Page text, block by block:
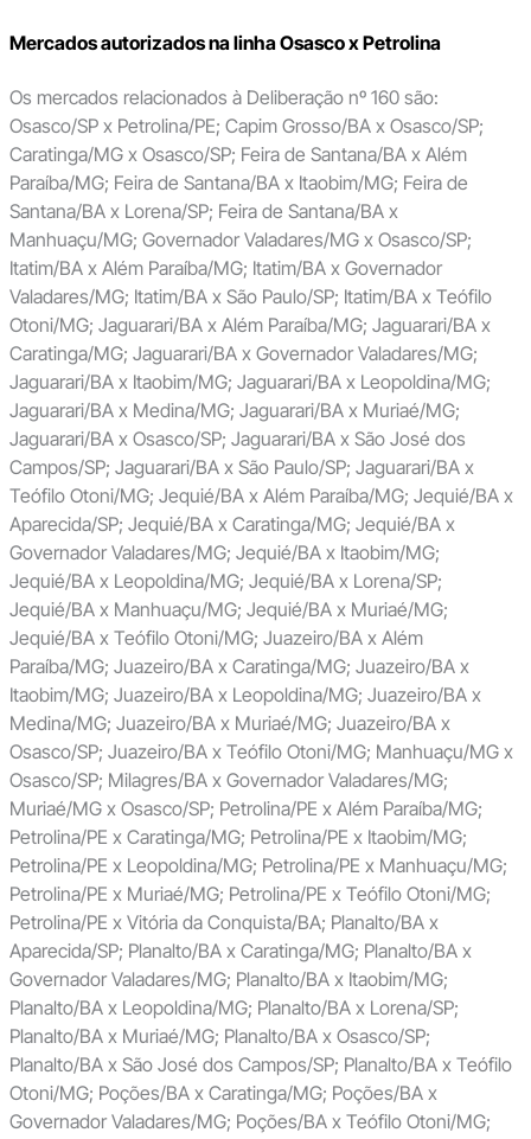
Mercados autorizados na linha Osasco x Petrolina
Os mercados relacionados à Deliberação nº 160 são:
Osasco/SP x Petrolina/PE; Capim Grosso/BA x Osasco/SP;
Caratinga/MG x Osasco/SP; Feira de Santana/BA x Além
Paraíba/MG; Feira de Santana/BA x Itaobim/MG; Feira de
Santana/BA x Lorena/SP; Feira de Santana/BA x
Manhuaçu/MG; Governador Valadares/MG x Osasco/SP;
Itatim/BA x Além Paraíba/MG; Itatim/BA x Governador
Valadares/MG; Itatim/BA x São Paulo/SP; Itatim/BA x Teófilo
Otoni/MG; Jaguarari/BA x Além Paraíba/MG; Jaguarari/BA x
Caratinga/MG; Jaguarari/BA x Governador Valadares/MG;
Jaguarari/BA x Itaobim/MG; Jaguarari/BA x Leopoldina/MG;
Jaguarari/BA x Medina/MG; Jaguarari/BA x Muriaé/MG;
Jaguarari/BA x Osasco/SP; Jaguarari/BA x São José dos
Campos/SP; Jaguarari/BA x São Paulo/SP; Jaguarari/BA x
Teófilo Otoni/MG; Jequié/BA x Além Paraíba/MG; Jequié/BA x
Aparecida/SP; Jequié/BA x Caratinga/MG; Jequié/BA x
Governador Valadares/MG; Jequié/BA x Itaobim/MG;
Jequié/BA x Leopoldina/MG; Jequié/BA x Lorena/SP;
Jequié/BA x Manhuaçu/MG; Jequié/BA x Muriaé/MG;
Jequié/BA x Teófilo Otoni/MG; Juazeiro/BA x Além
Paraíba/MG; Juazeiro/BA x Caratinga/MG; Juazeiro/BA x
Itaobim/MG; Juazeiro/BA x Leopoldina/MG; Juazeiro/BA x
Medina/MG; Juazeiro/BA x Muriaé/MG; Juazeiro/BA x
Osasco/SP; Juazeiro/BA x Teófilo Otoni/MG; Manhuaçu/MG x
Osasco/SP; Milagres/BA x Governador Valadares/MG;
Muriaé/MG x Osasco/SP; Petrolina/PE x Além Paraíba/MG;
Petrolina/PE x Caratinga/MG; Petrolina/PE x Itaobim/MG;
Petrolina/PE x Leopoldina/MG; Petrolina/PE x Manhuaçu/MG;
Petrolina/PE x Muriaé/MG; Petrolina/PE x Teófilo Otoni/MG;
Petrolina/PE x Vitória da Conquista/BA; Planalto/BA x
Aparecida/SP; Planalto/BA x Caratinga/MG; Planalto/BA x
Governador Valadares/MG; Planalto/BA x Itaobim/MG;
Planalto/BA x Leopoldina/MG; Planalto/BA x Lorena/SP;
Planalto/BA x Muriaé/MG; Planalto/BA x Osasco/SP;
Planalto/BA x São José dos Campos/SP; Planalto/BA x Teófilo
Otoni/MG; Poções/BA x Caratinga/MG; Poções/BA x
Governador Valadares/MG; Poções/BA x Teófilo Otoni/MG;